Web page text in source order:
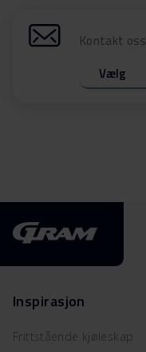
Kontakt oss
Vælg
Inspirasjon
Frittstående kjøleskap